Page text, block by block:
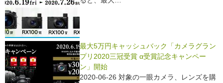
最大5万円キャッシュバック「カメラグラン
プリ2020三冠受賞 α受賞記念キャンペー
ン」開始
2020-06-26 対象の一眼カメラ、レンズを購